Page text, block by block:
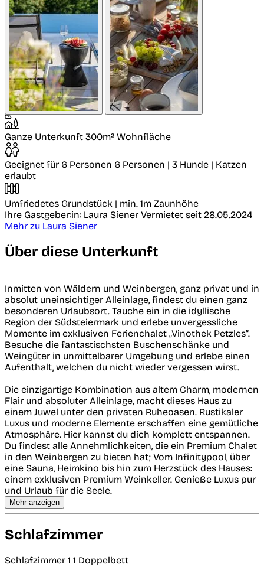
Ganze Unterkunft 300m² Wohnfläche
Geeignet für 6 Personen 6 Personen | 3 Hunde | Katzen
erlaubt
Umfriedetes Grundstück | min. 1m Zaunhöhe
Ihre Gastgeber:in: Laura Siener Vermietet seit 28.05.2024
Mehr zu Laura Siener
Über diese Unterkunft
Inmitten von Wäldern und Weinbergen, ganz privat und in
absolut uneinsichtiger Alleinlage, findest du einen ganz
besonderen Urlaubsort. Tauche ein in die idyllische
Region der Südsteiermark und erlebe unvergessliche
Momente im exklusiven Ferienchalet „Vinothek Petzles“.
Besuche die fantastischsten Buschenschänke und
Weingüter in unmittelbarer Umgebung und erlebe einen
Aufenthalt, welchen du nicht wieder vergessen wirst.
Die einzigartige Kombination aus altem Charm, modernen
Flair und absoluter Alleinlage, macht dieses Haus zu
einem Juwel unter den privaten Ruheoasen. Rustikaler
Luxus und moderne Elemente erschaffen eine gemütliche
Atmosphäre. Hier kannst du dich komplett entspannen.
Du findest alle Annehmlichkeiten, die ein Premium Chalet
in den Weinbergen zu bieten hat; Vom Infinitypool, über
eine Sauna, Heimkino bis hin zum Herzstück des Hauses:
einem exklusiven Premium Weinkeller. Genieße Luxus pur
und Urlaub für die Seele.
Mehr anzeigen
Schlafzimmer
Schlafzimmer 1 1 Doppelbett